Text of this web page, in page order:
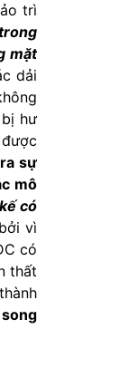
trì
mặt
dải
hư
sự
mô
có
vì
có
thất